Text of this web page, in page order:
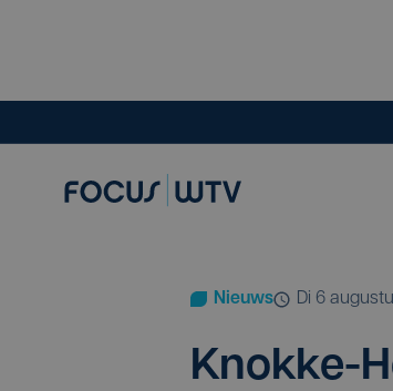
Nieuws di 6
Knok­ke-